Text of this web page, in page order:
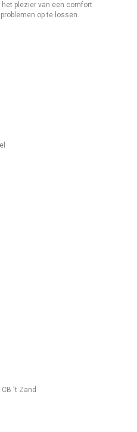
plezier van een comfort
op te lossen.
't Zand